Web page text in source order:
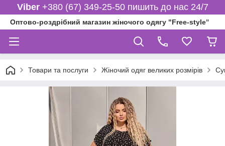
Viber+380 (67) 349-25-50 пишить до нас 24/7
Оптово-роздрібний магазин жіночого одягу "Free-style"
Товари та послуги Жіночий одяг великих розмірів